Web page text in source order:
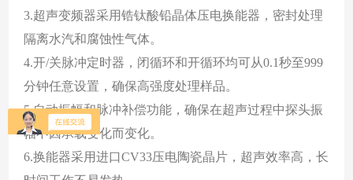
3.超声变频器采用锆钛酸铅晶体压电换能器，密封处理
隔离水汽和腐蚀性气体。
4.开/关脉冲定时器，闭循环和开循环均可从0.1秒至999
分钟任意设置，确保高强度处理样品。
5.自动振幅和脉冲补偿功能，确保在超声过程中探头振
幅不因承载变化而变化。
6.换能器采用进口CV33压电陶瓷晶片，超声效率高，长